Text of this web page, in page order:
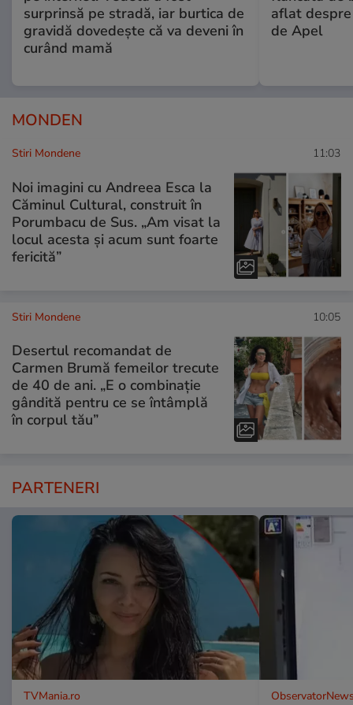
surprinsă pe stradă, iar burtica de
gravidă dovedește că va deveni în
curând mamă
aflat
de Apel
MONDEN
Stiri Mondene 11:03
Noi imagini cu Andreea Esca la
Căminul Cultural, construit în
Porumbacu de Sus. „Am visat la
locul acesta și acum sunt foarte
fericită”
Stiri Mondene 10:05
Desertul recomandat de
Carmen Brumă femeilor trecute
de 40 de ani. „E o combinație
gândită pentru ce se întâmplă
în corpul tău”
PARTENERI
TVMania.ro